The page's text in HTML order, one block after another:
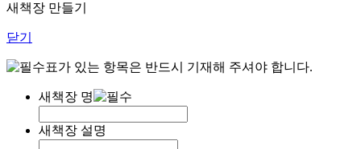
새책장 만들기
닫기
표가 있는 항목은 반드시 기재해 주셔야 합니다.
새책장 명
새책장 설명